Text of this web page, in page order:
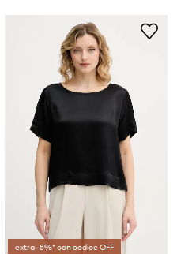
extra -5%* con codice OFF